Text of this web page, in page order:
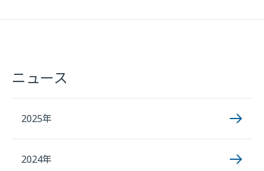
ニュース
2025年
2024年